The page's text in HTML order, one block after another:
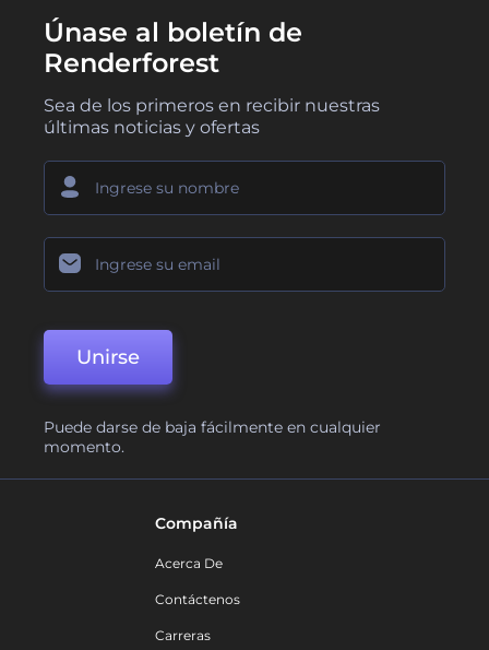
Únase al boletín de
Renderforest
Sea de los primeros en recibir nuestras
últimas noticias y ofertas
Unirse
Puede darse de baja fácilmente en cualquier
momento.
Compañía
Acerca De
Contáctenos
Carreras